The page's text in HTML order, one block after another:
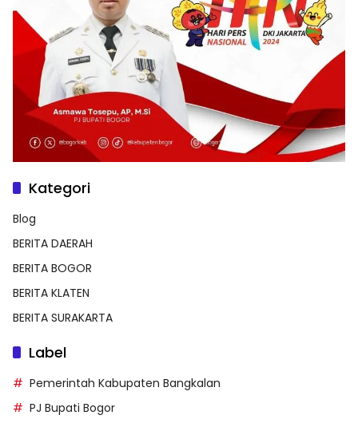
Kategori
Blog
BERITA DAERAH
BERITA BOGOR
BERITA KLATEN
BERITA SURAKARTA
Label
Pemerintah Kabupaten Bangkalan
PJ Bupati Bogor